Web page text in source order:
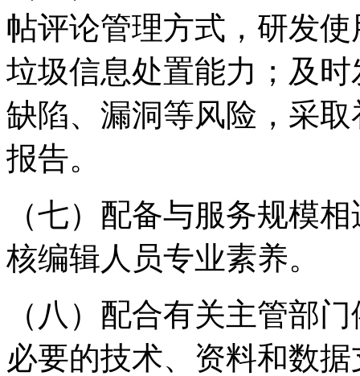
帖评论管理方式，研发
垃圾信息处置能力；及
缺陷、漏洞等风险，采
报告。
（七）配备与服务规模
核编辑人员专业素养。
（八）配合有关主管部
必要的技术、资料和数